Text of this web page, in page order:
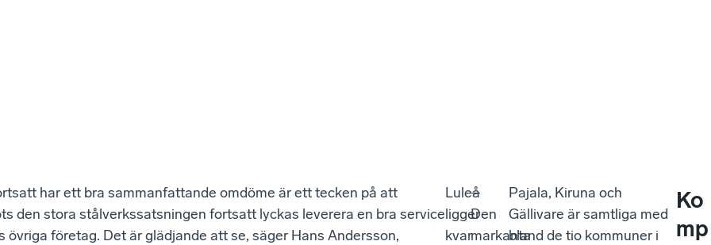
har ett bra sammanfattande omdöme är ett tecken på att
den stora stålverkssatsningen fortsatt lyckas leverera en bra service
övriga företag. Det är glädjande att se, säger Hans Andersson,
Luleå
ligger
kvar
–
Den
markanta
Pajala, Kiruna och
Gällivare är samtliga med
bland de tio kommuner i
Ko
mp